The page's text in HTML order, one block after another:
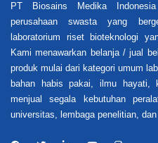
PT Biosains Medika
perusahaan swasta yang
laboratorium riset bioteknologi
Kami menawarkan belanja / jual
produk mulai dari kategori umum
bahan habis pakai, ilmu hayati,
menjual segala kebutuhan
universitas, lembaga penelitian,